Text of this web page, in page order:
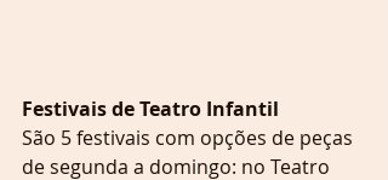
Festivais de Teatro Infantil
São 5 festivais com opções de peças
de segunda a domingo: no Teatro